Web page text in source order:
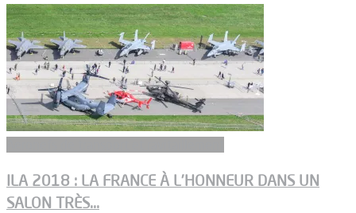
ILA 2018 : LA FRANCE À L’HONNEUR DANS UN
SALON TRÈS...